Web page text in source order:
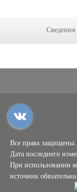
Сведения
Все права защищены.
Дата последнего
При использовании
источник обязательна